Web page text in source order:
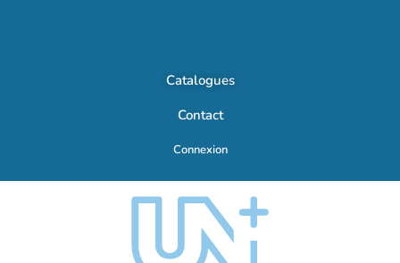
Catalogues
Contact
Connexion